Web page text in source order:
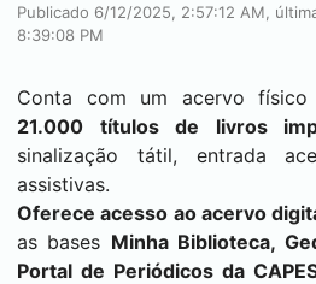
Publicado 6/12/2025, 2:57:12 AM,
8:39:08 PM
Conta com um acervo físico
21.000 títulos de livros
sinalização tátil, entrada
assistivas.
Oferece acesso ao acervo
as bases Minha Biblioteca,
Portal de Periódicos da